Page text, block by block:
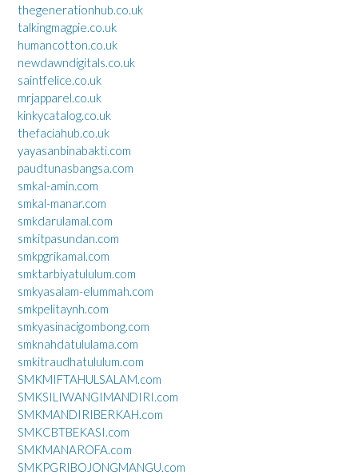
thegenerationhub.co.uk
talkingmagpie.co.uk
humancotton.co.uk
newdawndigitals.co.uk
saintfelice.co.uk
mrjapparel.co.uk
kinkycatalog.co.uk
thefaciahub.co.uk
yayasanbinabakti.com
paudtunasbangsa.com
smkal-amin.com
smkal-manar.com
smkdarulamal.com
smkitpasundan.com
smkpgrikamal.com
smktarbiyatululum.com
smkyasalam-elummah.com
smkpelitaynh.com
smkyasinacigombong.com
smknahdatululama.com
smkitraudhatululum.com
SMKMIFTAHULSALAM.com
SMKSILIWANGIMANDIRI.com
SMKMANDIRIBERKAH.com
SMKCBTBEKASI.com
SMKMANAROFA.com
SMKPGRIBOJONGMANGU.com